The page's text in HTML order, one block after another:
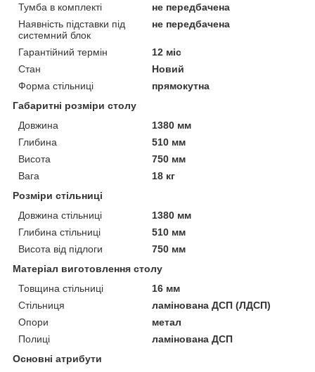
Тумба в комплекті
не передбачена
Наявність підставки під
системний блок
не передбачена
Гарантійний термін
12 міс
Стан
Новий
Форма стільниці
прямокутна
Габаритні розміри столу
Довжина
1380 мм
Глибина
510 мм
Висота
750 мм
Вага
18 кг
Розміри стільниці
Довжина стільниці
1380 мм
Глибина стільниці
510 мм
Висота від підлоги
750 мм
Матеріал виготовлення столу
Товщина стільниці
16 мм
Стільниця
ламінована ДСП (ЛДСП)
Опори
метал
Полиці
ламінована ДСП
Основні атрибути